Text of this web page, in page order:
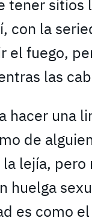
tener
con la
el fuego,
las
hacer una
de
la lejía,
huelga
es como